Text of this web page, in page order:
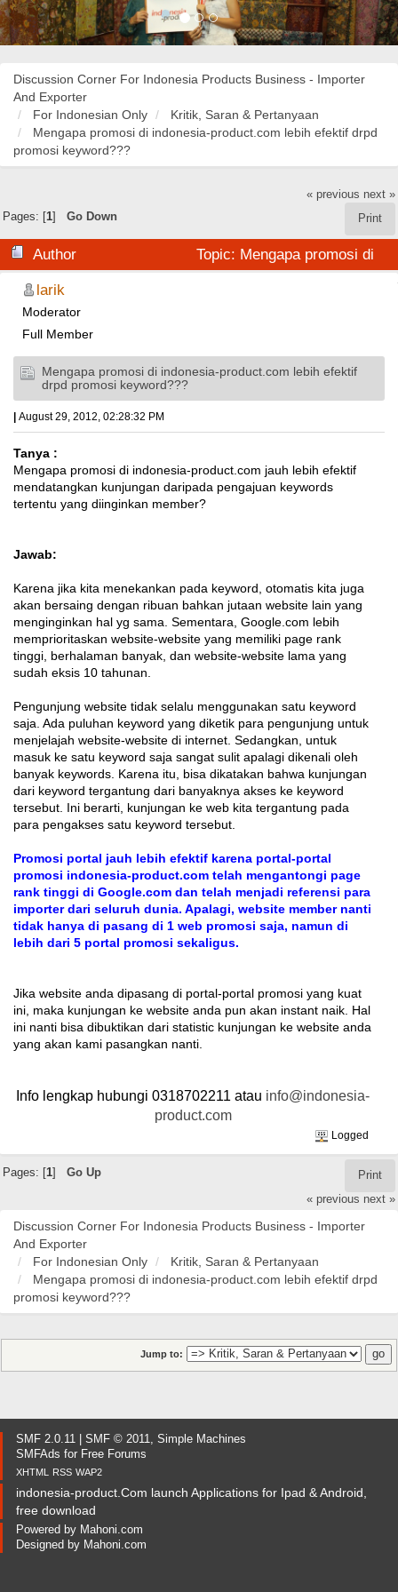
Discussion Corner For Indonesia Products Business - Importer
And Exporter
For Indonesian Only
Kritik, Saran & Pertanyaan
Mengapa promosi di indonesia-product.com lebih efektif drpd
promosi keyword???
« previous next »
Print
Pages: [1] Go Down
Author
Topic: Mengapa promosi di
indonesia-product.com lebih efektif drpd promosi
keyword??? (Read 31566 times)
larik
Moderator
Full Member
Mengapa promosi di indonesia-product.com lebih efektif
drpd promosi keyword???
| August 29, 2012, 02:28:32 PM
Tanya :
Mengapa promosi di indonesia-product.com jauh lebih efektif
mendatangkan kunjungan daripada pengajuan keywords
tertentu yang diinginkan member?
Jawab:
Karena jika kita menekankan pada keyword, otomatis kita juga
akan bersaing dengan ribuan bahkan jutaan website lain yang
menginginkan hal yg sama. Sementara, Google.com lebih
memprioritaskan website-website yang memiliki page rank
tinggi, berhalaman banyak, dan website-website lama yang
sudah eksis 10 tahunan.
Pengunjung website tidak selalu menggunakan satu keyword
saja. Ada puluhan keyword yang diketik para pengunjung untuk
menjelajah website-website di internet. Sedangkan, untuk
masuk ke satu keyword saja sangat sulit apalagi dikenali oleh
banyak keywords. Karena itu, bisa dikatakan bahwa kunjungan
dari keyword tergantung dari banyaknya akses ke keyword
tersebut. Ini berarti, kunjungan ke web kita tergantung pada
para pengakses satu keyword tersebut.
Promosi portal jauh lebih efektif karena portal-portal
promosi indonesia-product.com telah mengantongi page
rank tinggi di Google.com dan telah menjadi referensi para
importer dari seluruh dunia. Apalagi, website member nanti
tidak hanya di pasang di 1 web promosi saja, namun di
lebih dari 5 portal promosi sekaligus.
Jika website anda dipasang di portal-portal promosi yang kuat
ini, maka kunjungan ke website anda pun akan instant naik. Hal
ini nanti bisa dibuktikan dari statistic kunjungan ke website anda
yang akan kami pasangkan nanti.
Info lengkap hubungi 0318702211 atau info@indonesia-
product.com
Logged
Print
Pages: [ 1] Go Up
« previous next »
Discussion Corner For Indonesia Products Business - Importer
And Exporter
For Indonesian Only
Kritik, Saran & Pertanyaan
Mengapa promosi di indonesia-product.com lebih efektif drpd
promosi keyword???
Jump to:
SMF 2.0.11 SMF © 2011, Simple Machines
SMFAds for Free Forums
XHTML RSS WAP2
indonesia-product.Com launch Applications for Ipad & Android,
free download
Powered by Mahoni.com
Designed by Mahoni.com